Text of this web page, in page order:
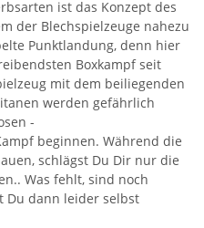
ist das Konzept des
der Blechspielzeuge nahezu
Punktlandung, denn hier
Boxkampf seit
mit dem beiliegenden
werden gefährlich
-
beginnen. Während die
schlägst Du Dir nur die
Was fehlt, sind noch
Du dann leider selbst